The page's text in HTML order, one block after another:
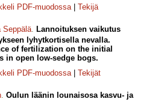
PDF-muodossa| Tekijä
Seppälä. Lannoituksen vaikutus
lyhytkortisella nevalla.
of fertilization on the initial
in open low-sedge bogs.
PDF-muodossa| Tekijät
. Oulun läänin lounaisosa kasvu- ja